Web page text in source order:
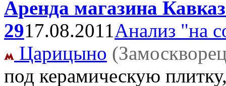
Аренда магазина
2917.08.2011Анализ "на
Царицыно
под керамическую